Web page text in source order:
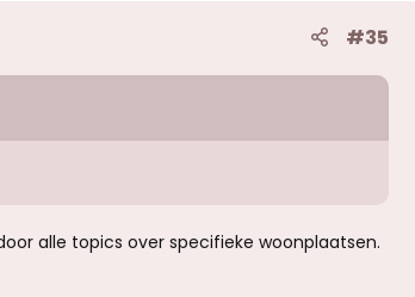
#35
alle topics over specifieke woonplaatsen.